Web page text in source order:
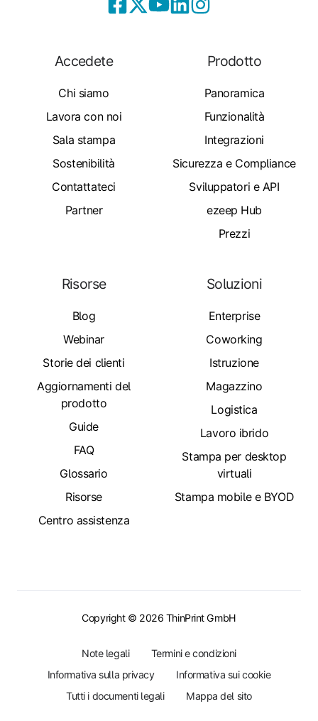
Accedete
Chi siamo
Lavora con noi
Sala stampa
Sostenibilità
Contattateci
Partner
Prodotto
Panoramica
Funzionalità
Integrazioni
Sicurezza e Compliance
Sviluppatori e API
ezeep Hub
Prezzi
Risorse
Blog
Webinar
Storie dei clienti
Aggiornamenti del
prodotto
Guide
FAQ
Glossario
Risorse
Centro assistenza
Soluzioni
Enterprise
Coworking
Istruzione
Magazzino
Logistica
Lavoro ibrido
Stampa per desktop
virtuali
Stampa mobile e BYOD
Copyright © 2026 ThinPrint GmbH
Note legali
Termini e condizioni
Informativa sulla privacy
Informativa sui cookie
Tutti i documenti legali
Mappa del sito